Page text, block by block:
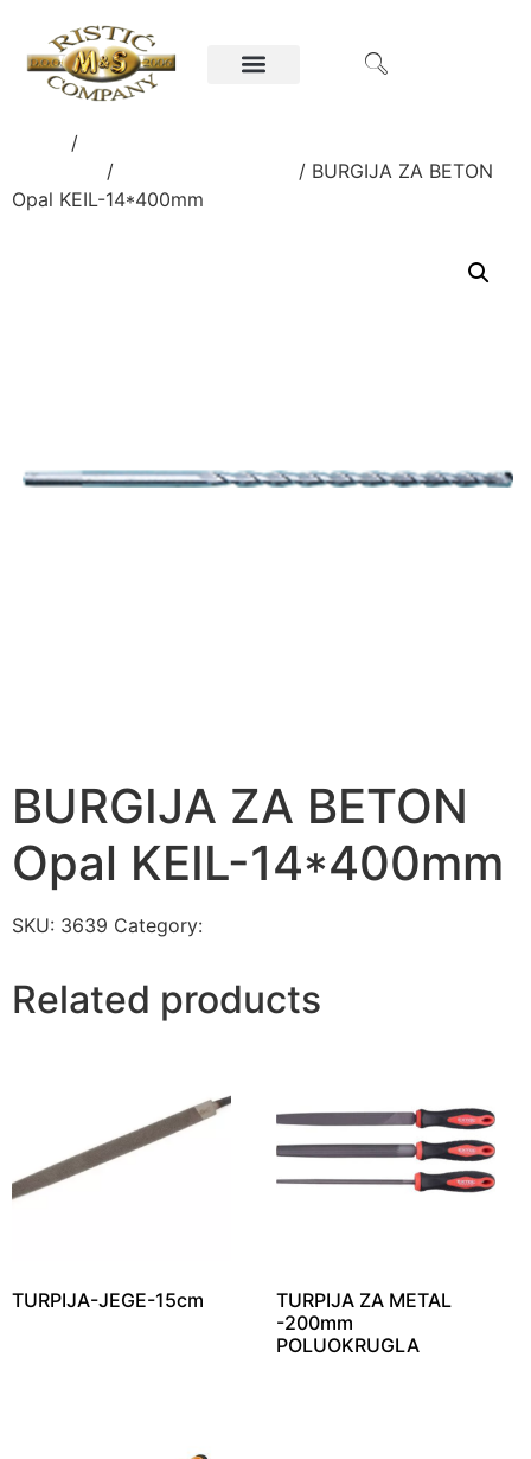
/
/
/ BURGIJA ZA BETON
Opal KEIL-14*400mm
BURGIJA ZA BETON
Opal KEIL-14*400mm
SKU: 3639 Category:
Related products
TURPIJA-JEGE-15cm
TURPIJA ZA METAL
-200mm
POLUOKRUGLA